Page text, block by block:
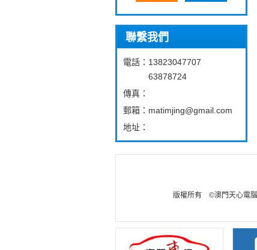
聯繫我們
電話： 13823047707
63878724
傳真：
郵箱： matimjing@gmail.com
地址：
版權所有 ©澳門天心電